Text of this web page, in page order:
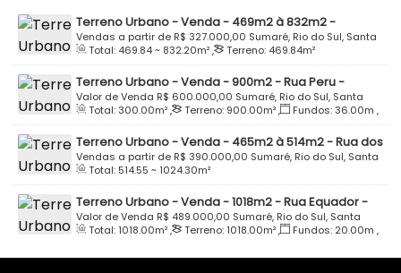
Terreno Urbano - Venda - 469m2 à 832m2 -
Residencial Solar das Palmeiras - Sumaré - Rio do
Sul
R$ 327.000,00
Vendas a partir de
Sumaré, Rio do Sul, Santa
Catarina, Brasil
Total: 469.84~ 832.20m², Terreno: 469.84m²
Terreno Urbano - Venda - 900m2 - Rua Peru -
Parque Residencial Schroeder - Bairro Sumaré - Rio
do Sul
R$ 600.000,00
Valor de Venda
Sumaré, Rio do Sul, Santa
Catarina, Brasil
Total:300.00m², Terreno: 900.00m², Fundos:36.00m ,
Frente: 36.00m, Lado Direito: 25.00m ,
Lado Esquerdo:
25.00m
Terreno Urbano - Venda - 465m2 à 514m2 - Rua dos
Jasmins - Loteamento Vale Sul - Sumaré - Rio do Sul
R$ 390.000,00
Vendas a partir de
Sumaré, Rio do Sul, Santa
Catarina, Brasil
Total: 514.55 ~ 1024.30m²
Terreno Urbano - Venda - 1018m2 - Rua Equador -
Parque Residencial Schroeder - Bairro Sumaré - Rio
do Sul
R$ 489.000,00
Valor de Venda
Sumaré, Rio do Sul, Santa
Catarina, Brasil
Total:1018.00m², Terreno:1018.00m², Fundos: 20.00m ,
50.90m